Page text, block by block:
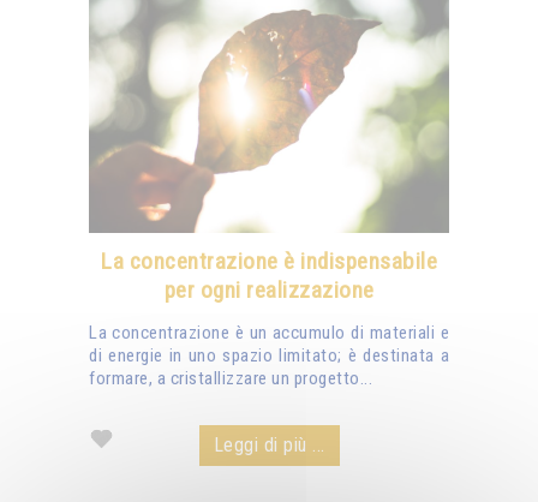
La concentrazione è indispensabile
per ogni realizzazione
La concentrazione è un accumulo di materiali e
di energie in uno spazio limitato; è destinata a
formare, a cristallizzare un progetto...
Leggi di più ...